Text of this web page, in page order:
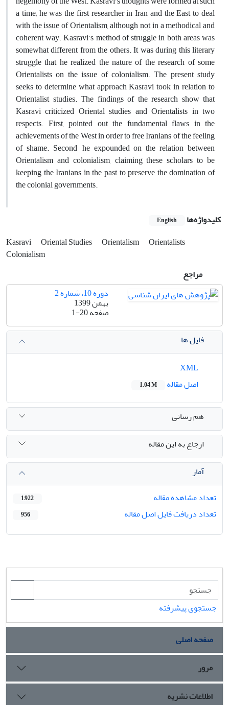
a time; he was the first researcher in Iran and the East to deal
with the issue of Orientalism, although not in a methodical and
coherent way. Kasravi’s method of struggle in both areas was
somewhat different from the others. It was during this literary
struggle that he realized the nature of the research of some
Orientalists on the issue of colonialism. The present study
seeks to determine what approach Kasravi took in relation to
Orientalist studies. The findings of the research show that
Kasravi criticized Oriental studies and Orientalists in two
respects. First, pointed out the fundamental flaws in the
achievements of the West in order to free Iranians of the feeling
of shame. Second, he expounded on the relation between
Orientalism and colonialism, claiming these scholars to be
keeping the Iranians in the past to preserve the domination of
the colonial governments.
کلیدواژه‌ها English
Kasravi Oriental Studies Orientalism
Orientalists
Colonialism
مراجع
دوره 10، شماره 2
بهمن 1399
صفحه1-20
فایل ها
اصل مقاله
1.04 M
هم رسانی
ارجاع به این مقاله
آمار
تعداد مشاهده مقاله
1,922
تعداد دریافت فایل اصل مقاله 956
جستجوی پیشرفته
صفحه اصلی
مرور
اطلاعات نشریه